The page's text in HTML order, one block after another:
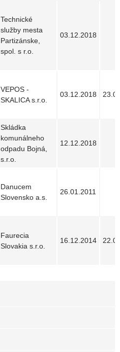
Technické
služby mesta
Partizánske,
spol. s r.o.
03.12.2018
VEPOS -
SKALICA s.r.o.
03.12.2018
Skládka
komunálneho
odpadu Bojná,
s.r.o.
12.12.2018
Danucem
Slovensko a.s.
26.01.2011
Faurecia
Slovakia s.r.o.
16.12.2014